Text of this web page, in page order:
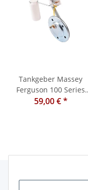
Tankgeber Massey
Ferguson 100 Series
altes Modell 133,135,140
59,00 €*